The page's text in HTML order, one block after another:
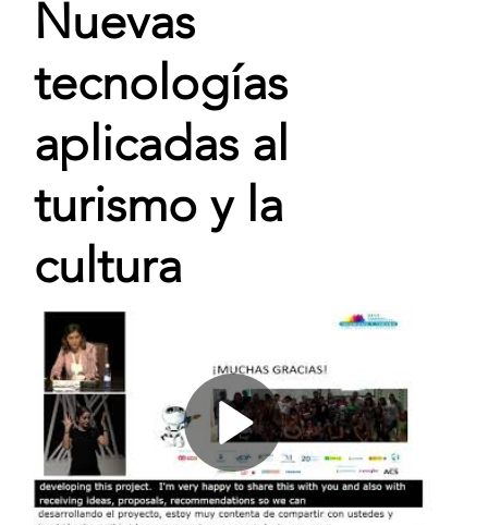
Nuevas
tecnologías
aplicadas al
turismo y la
cultura